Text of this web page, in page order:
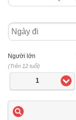
Ngày
đi
Người lớn
(Trên 12 tuổi)
1